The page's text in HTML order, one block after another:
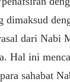
dari Nabi
Hal ini
sahabat